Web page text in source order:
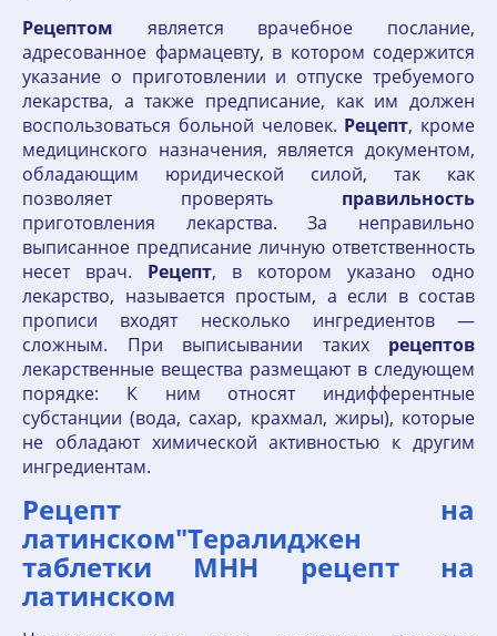
Рецептом является врачебное послание,
адресованное фармацевту, в котором содержится
указание о приготовлении и отпуске требуемого
лекарства, а также предписание, как им должен
воспользоваться больной человек. Рецепт, кроме
медицинского назначения, является документом,
обладающим юридической силой, так как
позволяет проверять правильность
приготовления лекарства. За неправильно
выписанное предписание личную ответственность
несет врач. Рецепт, в котором указано одно
лекарство, называется простым, а если в состав
прописи входят несколько ингредиентов —
сложным. При выписывании таких рецептов
лекарственные вещества размещают в следующем
порядке: К ним относят индифферентные
субстанции (вода, сахар, крахмал, жиры), которые
не обладают химической активностью к другим
ингредиентам.
Рецепт на
латинском"Тералиджен
таблетки МНН рецепт на
латинском